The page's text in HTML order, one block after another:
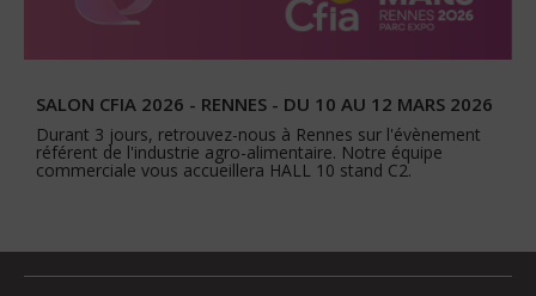
SALON CFIA 2026 - RENNES - DU 10 AU 12 MARS 2026
Durant 3 jours, retrouvez-nous à Rennes sur l'évènement
référent de l'industrie agro-alimentaire. Notre équipe
commerciale vous accueillera HALL 10 stand C2.